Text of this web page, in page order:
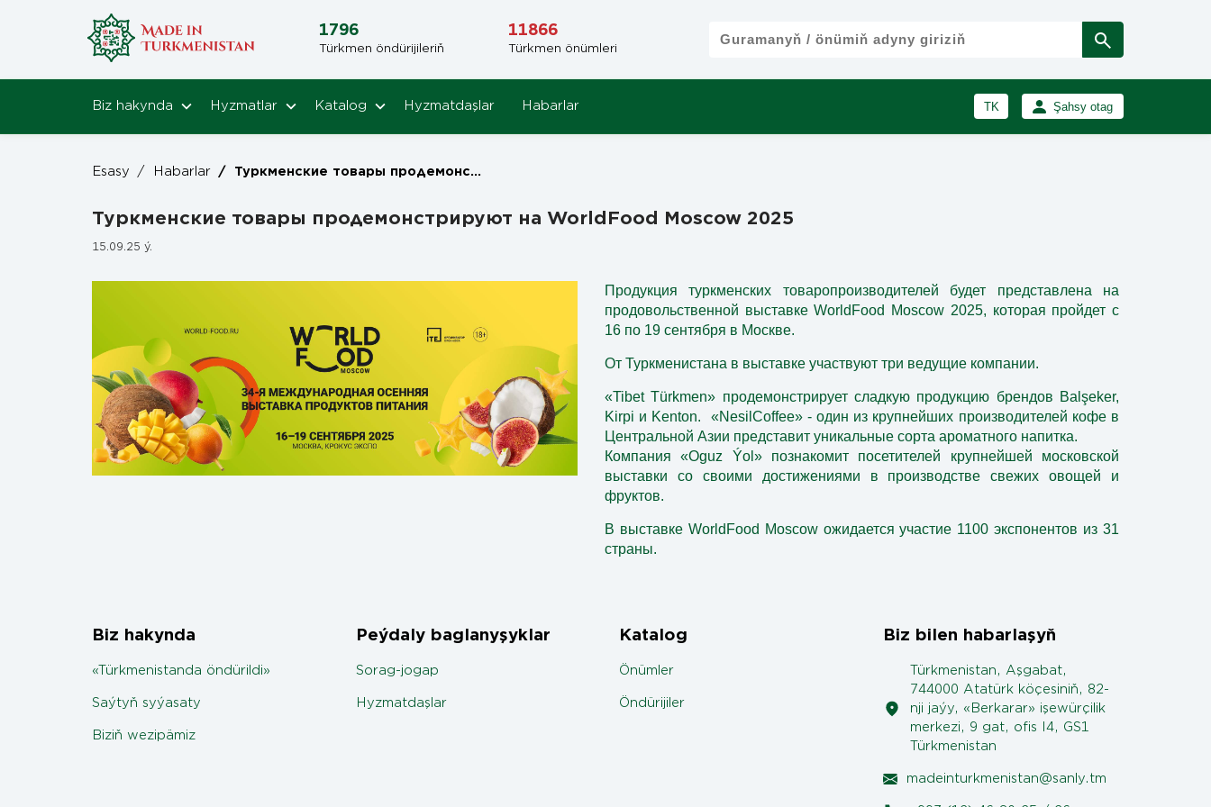
1796
Türkmen öndürijileriň
11866
Türkmen önümleri
Biz hakynda Hyzmatlar Katalog Hyzmatdaşlar Habarlar TK
RU
Şahsy otag
Esasy / Habarlar / Туркменские товары продемонстрируют на WorldFood Moscow 2025
Туркменские товары продемонстрируют на WorldFood Moscow 2025
15.09.25 ý.
Продукция туркменских товаропроизводителей будет представлена на
продовольственной выставке WorldFood Moscow 2025, которая пройдет с
16 по 19 сентября в Москве.
От Туркменистана в выставке участвуют три ведущие компании.
«Tibet Türkmen» продемонстрирует сладкую продукцию брендов Balşeker,
Kirpi и Kenton.
«NesilCoffee» - один из крупнейших производителей кофе в
Центральной Азии представит уникальные сорта ароматного напитка.
Компания «Oguz Ýol» познакомит посетителей крупнейшей московской
выставки со своими достижениями в производстве свежих овощей и
фруктов.
В выставке WorldFood Moscow ожидается участие 1100 экспонентов из 31
страны.
Biz hakynda
«Türkmenistanda öndürildi»
Saýtyň syýasaty
Biziň wezipämiz
Peýdaly baglanyşyklar
Sorag-jogap
Hyzmatdaşlar
Katalog
Önümler
Öndürijiler
Biz bilen habarlaşyň
Türkmenistan, Aşgabat,
744000 Atatürk köçesiniň, 82-
nji jaýy, «Berkarar» işewürçilik
merkezi, 9 gat, ofis I4, GS1
Türkmenistan
madeinturkmenistan@sanly.tm